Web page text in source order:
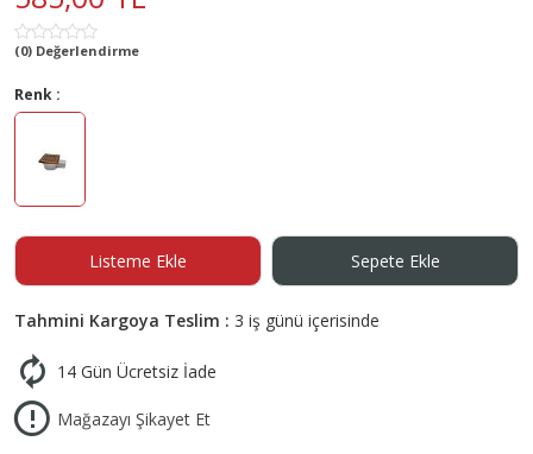
(0) Değerlendirme
Renk :
Listeme Ekle Sepete Ekle
Tahmini Kargoya Teslim : 3 iş günü içerisinde
14 Gün Ücretsiz İade
Mağazayı Şikayet Et